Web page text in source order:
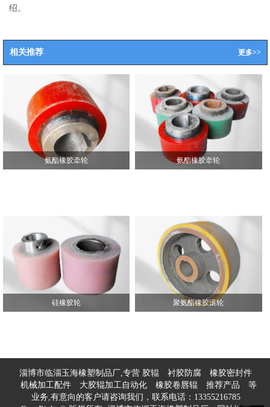
绍。
相关推荐 更多>>
氨酯橡胶牵轮 氨酯橡胶牵轮
硅橡胶轮 聚氨酯橡胶滚轮
淄博市临淄玉海橡塑制品厂,专营 胶辊 衬胶防腐
橡胶密封件
机械加工配件
大胶辊加工自动化 橡胶卷唇辊 推荐产品
等
业务,有意向的客户请咨询我们，联系电话： 13355216785